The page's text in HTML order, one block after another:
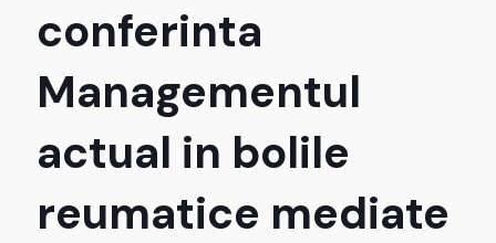
conferinta
Managementul
actual in bolile
reumatice mediate